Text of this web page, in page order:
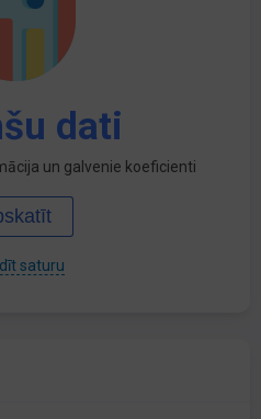
dati
un galvenie koeficienti
saturu